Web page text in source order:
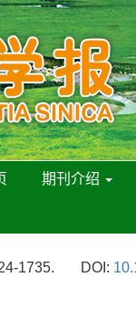
期刊介绍
1735. DOI: